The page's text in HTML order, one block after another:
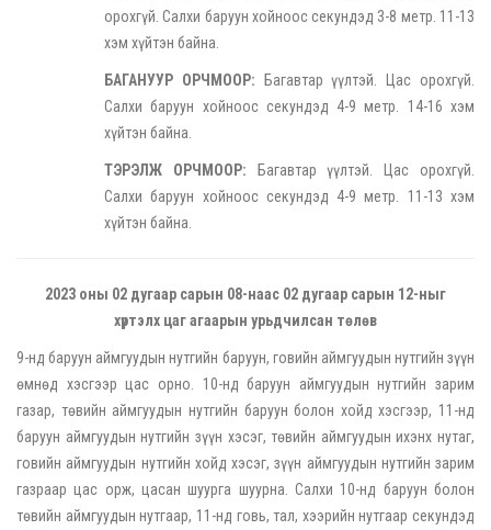
орохгүй. Салхи баруун хойноос секундэд 3-8 метр. 11-13
хэм хүйтэн байна.
БАГАНУУР ОРЧМООР: Багавтар үүлтэй. Цас орохгүй.
Салхи баруун хойноос секундэд 4-9 метр. 14-16 хэм
хүйтэн байна.
ТЭРЭЛЖ ОРЧМООР: Багавтар үүлтэй. Цас орохгүй.
Салхи баруун хойноос секундэд 4-9 метр. 11-13 хэм
хүйтэн байна.
2023 оны 02 дугаар сарын 08-наас 02 дугаар сарын 12-ныг
хүртэлх цаг агаарын урьдчилсан төлөв
9-нд баруун аймгуудын нутгийн баруун, говийн аймгуудын нутгийн зүүн
өмнөд хэсгээр цас орно. 10-нд баруун аймгуудын нутгийн зарим
газар, төвийн аймгуудын нутгийн баруун болон хойд хэсгээр, 11-нд
баруун аймгуудын нутгийн зүүн хэсэг, төвийн аймгуудын ихэнх нутаг,
говийн аймгуудын нутгийн хойд хэсэг, зүүн аймгуудын нутгийн зарим
газраар цас орж, цасан шуурга шуурна. Салхи 10-нд баруун болон
төвийн аймгуудын нутгаар, 11-нд говь, тал, хээрийн нутгаар секундэд